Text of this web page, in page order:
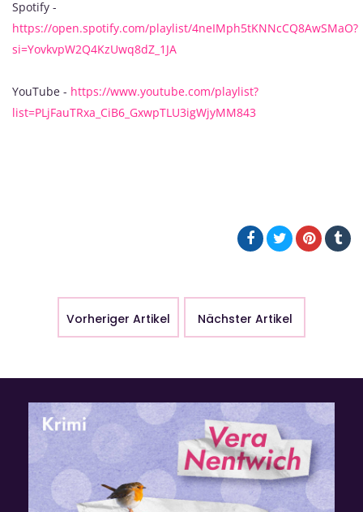
Spotify -
https://open.spotify.com/playlist/4neIMph5tKNNcCQ8AwSMaO?
si=YovkvpW2Q4KzUwq8dZ_1JA
YouTube - https://www.youtube.com/playlist?
list=PLjFauTRxa_CiB6_GxwpTLU3igWjyMM843
Vorheriger Artikel Nächster Artikel